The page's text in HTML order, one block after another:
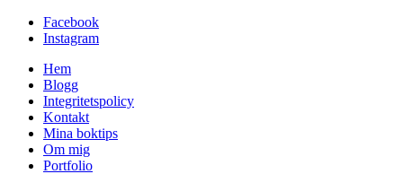
Facebook
Instagram
Hem
Blogg
Integritetspolicy
Kontakt
Mina boktips
Om mig
Portfolio